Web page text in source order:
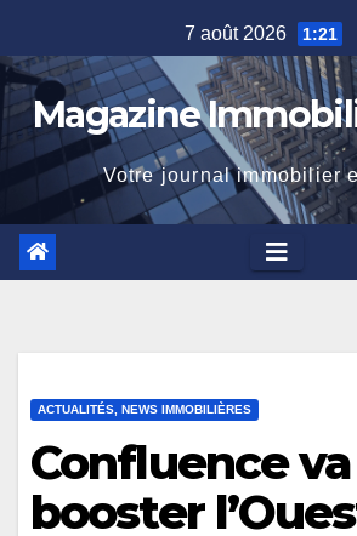
to
content
7 août 2026 1:21
Magazine
Votre journal immobilier
ACTUALITÉS, NEWS IMMOBILIÈRES
Confluence
booster